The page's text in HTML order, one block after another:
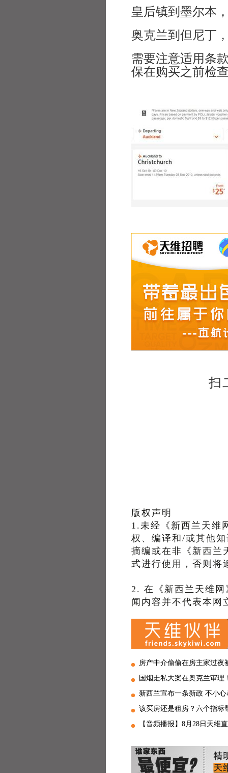
皇后镇到墨尔本
奥克兰到但尼丁
需要注意适用条
保在购买之前检
扫
版权声明
1.未经《新西兰天维
权、编译和/或其他
摘编或在非《新西兰
式进行使用，否则将
2. 在《新西兰天维
闻内容并不代表本网
房产中介偷偷在房主家过夜被抓
国烟走私大案在奥克兰审理！国人
新西兰宣布一条新政 不小心暴
该买房还是租房？六个指标
【音频播报】8月28日天维直通车 新西